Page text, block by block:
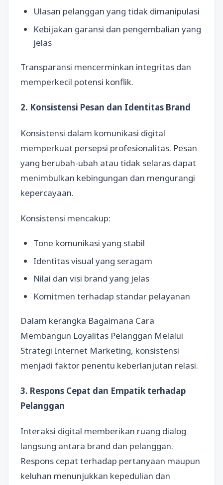
Ulasan pelanggan yang tidak dimanipulasi
Kebijakan garansi dan pengembalian yang
jelas
Transparansi mencerminkan integritas dan
memperkecil potensi konflik.
2. Konsistensi Pesan dan Identitas Brand
Konsistensi dalam komunikasi digital
memperkuat persepsi profesionalitas. Pesan
yang berubah-ubah atau tidak selaras dapat
menimbulkan kebingungan dan mengurangi
kepercayaan.
Konsistensi mencakup:
Tone komunikasi yang stabil
Identitas visual yang seragam
Nilai dan visi brand yang jelas
Komitmen terhadap standar pelayanan
Dalam kerangka Bagaimana Cara
Membangun Loyalitas Pelanggan Melalui
Strategi Internet Marketing, konsistensi
menjadi faktor penentu keberlanjutan relasi.
3. Respons Cepat dan Empatik terhadap
Pelanggan
Interaksi digital memberikan ruang dialog
langsung antara brand dan pelanggan.
Respons cepat terhadap pertanyaan maupun
keluhan menunjukkan kepedulian dan